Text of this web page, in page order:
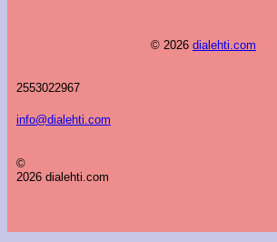
© 2026 dialehti.com
2553022967
info@dialehti.com
©
2026 dialehti.com